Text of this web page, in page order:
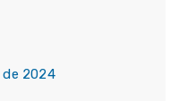
2024